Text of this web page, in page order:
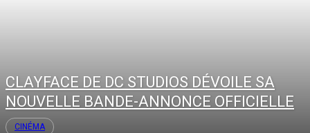
CLAYFACE DE DC STUDIOS DÉVOILE SA
NOUVELLE BANDE-ANNONCE OFFICIELLE
CINÉMA